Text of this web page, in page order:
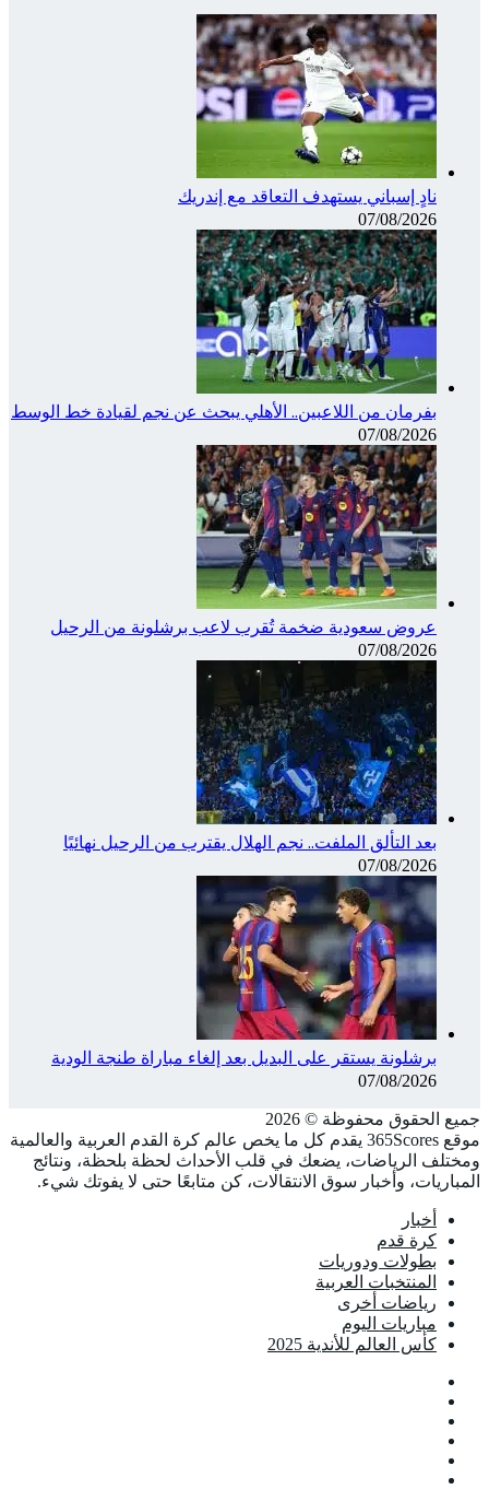
نادٍ إسباني يستهدف التعاقد مع إندريك
07/08/2026
بفرمان من اللاعبين.. الأهلي يبحث عن نجم لقيادة خط الوسط
07/08/2026
عروض سعودية ضخمة تُقرب لاعب برشلونة من الرحيل
07/08/2026
بعد التألق الملفت.. نجم الهلال يقترب من الرحيل نهائيًا
07/08/2026
برشلونة يستقر على البديل بعد إلغاء مباراة طنجة الودية
07/08/2026
جميع الحقوق محفوظة ©️ 2026
موقع 365Scores يقدم كل ما يخص عالم كرة القدم العربية والعالمية
ومختلف الرياضات، يضعك في قلب الأحداث لحظة بلحظة، ونتائج
المباريات، وأخبار سوق الانتقالات، كن متابعًا حتى لا يفوتك شيء.
أخبار
كرة قدم
بطولات ودوريات
المنتخبات العربية
رياضات أخرى
مباريات اليوم
كأس العالم للأندية 2025